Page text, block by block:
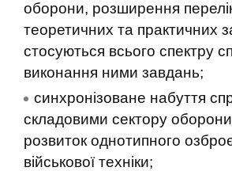
оборони, розширення
теоретичних та практичних
стосуються всього спектру
виконання ними завдань;
синхронізоване набуття
складовими сектору
розвиток однотипного
військової техніки;